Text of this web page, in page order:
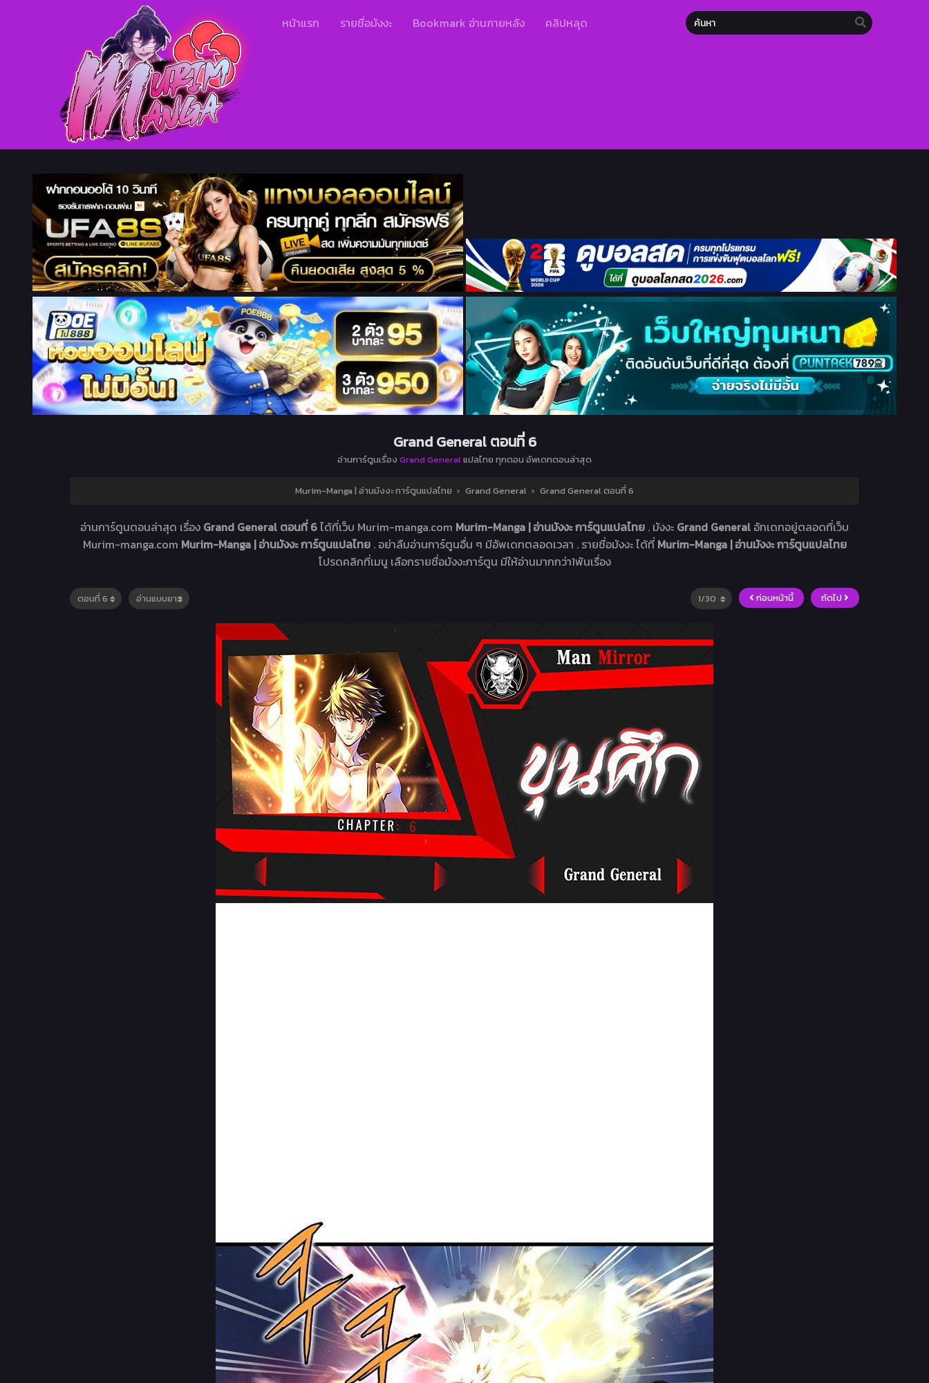
หน้าแรก รายชื่อมังงะ Bookmark อ่านภายหลัง คลิปหลุด
Grand General ตอนที่ 6
อ่านการ์ตูนเรื่อง Grand Generalแปลไทย ทุกตอน อัพเดทตอนล่าสุด
Murim-Manga | อ่านมังงะ การ์ตูนแปลไทย › Grand General › Grand General ตอนที่ 6
อ่านการ์ตูนตอนล่าสุด เรื่อง Grand General ตอนที่ 6ได้ที่เว็บ Murim-manga.com Murim-Manga | อ่านมังงะ การ์ตูนแปลไทย . มังงะ Grand General อัทเดทอยู่ตลอดที่เว็บ
Murim-manga.com Murim-Manga | อ่านมังงะ การ์ตูนแปลไทย . อย่าลืมอ่านการ์ตูนอื่น ๆ มีอัพเดทตลอดเวลา . รายชื่อมังงะ ได้ที่ Murim-Manga | อ่านมังงะ การ์ตูนแปลไทย
โปรดคลิกที่เมนู เลือกรายชื่อมังงะการ์ตูน มีให้อ่านมากกว่า1พันเรื่อง
ก่อนหน้านี้ ถัดไป